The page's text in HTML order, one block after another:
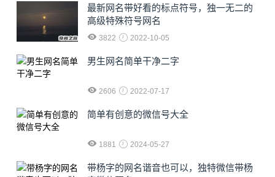
最新网名带好看的标点符号，独一无二的
高级特殊符号网名
3822 2022-10-05
男生网名简单干净二字
2606 2022-07-17
简单有创意的微信号大全
1881 2024-05-27
​带杨字的网名谐音也可以，独特微信带杨